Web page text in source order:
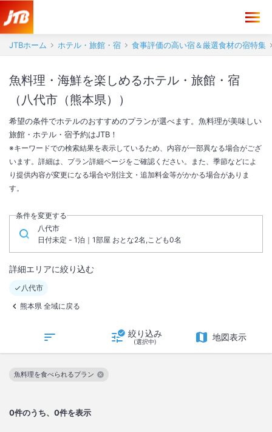
JTBホーム ホテル・旅館・宿 食事評価の高い宿＆厳選食材の宿特集
魚料理・海鮮を楽しめるホテル・旅館・宿
（八代市（熊本県））
希望の条件でホテルのおすすめのプランが選べます。魚料理が美味しい
旅館・ホテル・宿予約はJTB！
※キーワードでの検索結果を表示しているため、内容が一部異なる場合がござ
います。詳細は、プラン詳細ページをご確認ください。また、季節などによ
り提供内容が変更になる場合や別注文・追加料金等がかかる場合がありま
す。
条件を変更する
八代市
日付未定 - 1泊｜1部屋 おとな2名,こども0名
詳細エリアに絞り込む
八代市
熊本県 全域に戻る
絞り込み
(選択中) 地図表示
0件のうち、0件を表示
魚料理を食べられるプラン
この絞り込み条件を解除